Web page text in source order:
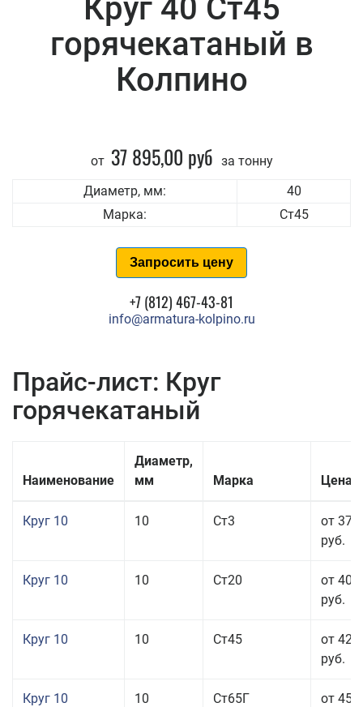
Круг 40 Ст45
горячекатаный в
Колпино
от 37 895,00 руб за тонну
Диаметр, мм:
40
Марка:
Ст45
Запросить цену
+7 (812) 467-43-81
info@armatura-kolpino.ru
Прайс-лист: Круг
горячекатаный
Наименование
Диаметр,
мм
Марка Цена
Круг 10 10 Ст3
от 37
руб.
Круг 10 10 Ст20
от 40
руб.
Круг 10 10 Ст45
от 42
руб.
Круг 10 10 Ст65Г
от 45